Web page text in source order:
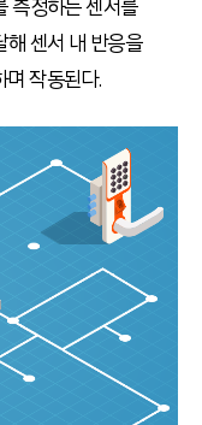
측정하는 센서를
해 센서 내 반응을
작동된다.